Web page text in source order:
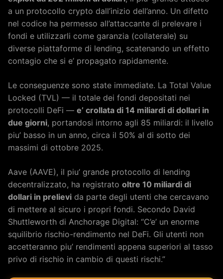
a un protocollo crypto dall’inizio dell’anno. Un difetto
nel codice ha permesso all’attaccante di prelevare i
fondi e utilizzarli come garanzia (collaterale) su
diverse piattaforme di lending, scatenando un effetto
contagio che si e’ propagato rapidamente.
Le conseguenze sono state immediate. La Total Value
Locked (TVL) — il totale dei fondi depositati nei
protocolli DeFi — e’ crollata di 14 miliardi di dollari in
due giorni, portandosi intorno agli 85 miliardi: il livello
piu’ basso in un anno, circa il 50% al di sotto dei
massimi di ottobre 2025.
Aave (AAVE), il piu’ grande protocollo di lending
decentralizzato, ha registrato oltre 10 miliardi di
dollari in prelievi da parte degli utenti che cercavano
di mettere al sicuro i propri fondi. Secondo David
Shuttleworth di Anchorage Digital: “C’e’ un enorme
squilibrio rischio-rendimento nel DeFi. Gli utenti non
accetteranno piu’ rendimenti appena superiori al tasso
privo di rischio in cambio di questi rischi.”